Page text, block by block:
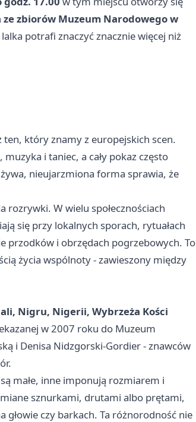
zbiorów Muzeum Narodowego w
potrafi znaczyć znacznie więcej niż
ten, który znamy z europejskich scen.
i taniec, a cały pokaz często
nieujarzmiona forma sprawia, że
rozrywki. W wielu społecznościach
się przy lokalnych sporach, rytuałach
przodków i obrzędach pogrzebowych. To
życia wspólnoty - zawieszony między
Nigru, Nigerii, Wybrzeża Kości
w 2007 roku do Muzeum
i Denisa Nidzgorski-Gordier - znawców
małe, inne imponują rozmiarem i
sznurkami, drutami albo prętami,
głowie czy barkach. Ta różnorodność nie